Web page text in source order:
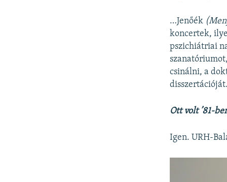
…Jenőék
koncertek,
pszichiátriai
csinálni, a
Ott volt ’81-
Igen. URH-